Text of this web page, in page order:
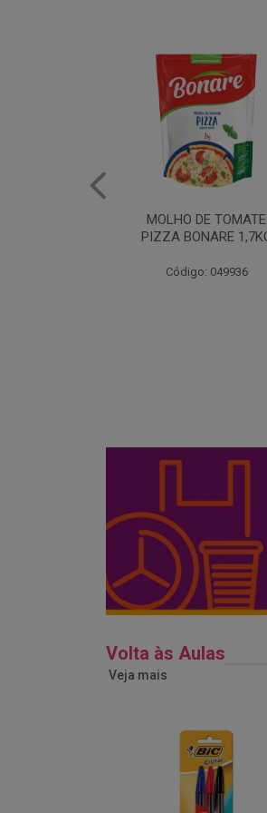
MARGARINA USO
PROFISSIONAL 80%
Código: 062469
Volta às Aulas
Veja mais